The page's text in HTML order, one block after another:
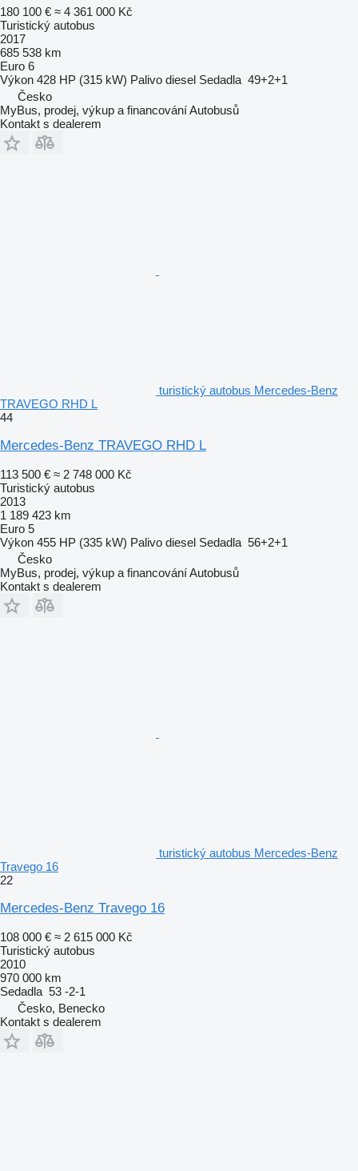
180 100 € ≈ 4 361 000 Kč
Turistický autobus
2017
685 538 km
Euro 6
Výkon 428 HP (315 kW) Palivo diesel Sedadla 49+2+1
Česko
MyBus, prodej, výkup a financování Autobusů
Kontakt s dealerem
turistický autobus Mercedes-Benz
TRAVEGO RHD L
44
Mercedes-Benz TRAVEGO RHD L
113 500 € ≈ 2 748 000 Kč
Turistický autobus
2013
1 189 423 km
Euro 5
Výkon 455 HP (335 kW) Palivo diesel Sedadla 56+2+1
Česko
MyBus, prodej, výkup a financování Autobusů
Kontakt s dealerem
turistický autobus Mercedes-Benz
Travego 16
22
Mercedes-Benz Travego 16
108 000 € ≈ 2 615 000 Kč
Turistický autobus
2010
970 000 km
Sedadla 53 -2-1
Česko, Benecko
Kontakt s dealerem